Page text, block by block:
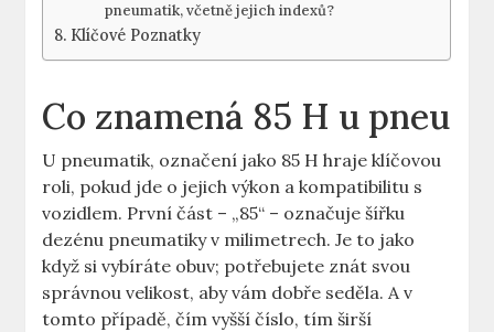
pneumatik, včetně jejich indexů?
Klíčové Poznatky
Co znamená 85 H u pneu
U pneumatik, označení jako 85 H hraje klíčovou
roli, pokud jde o jejich výkon a kompatibilitu s
vozidlem. První část – „85“ – označuje šířku
dezénu pneumatiky v milimetrech. Je to jako
když si vybíráte obuv; potřebujete znát svou
správnou velikost, aby vám dobře seděla. A v
tomto případě, čím vyšší číslo, tím širší